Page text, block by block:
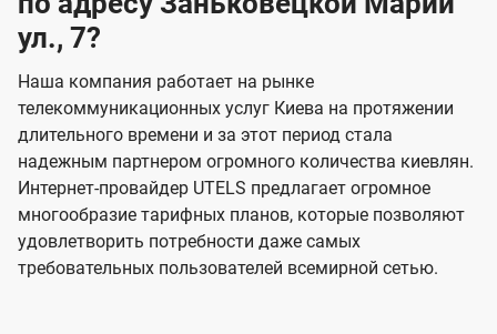
ул., 7?
Наша компания работает на рынке
телекоммуникационных услуг Киева на протяжении
длительного времени и за этот период стала
надежным партнером огромного количества киевлян.
Интернет-провайдер UTELS предлагает огромное
многообразие тарифных планов, которые позволяют
удовлетворить потребности даже самых
требовательных пользователей всемирной сетью.